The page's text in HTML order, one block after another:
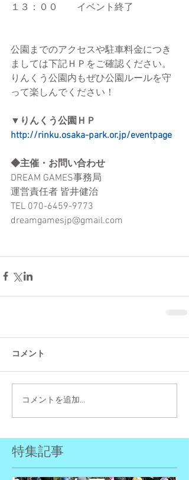
１３：００　　イベント終了
公園までのアクセスや駐車料金につき
ましては下記ＨＰをご確認ください。
りんくう公園内もぜひ公園ルールを守
って楽しんでください！
▼りんくう公園ＨＰ
http://rinku.osaka-park.or.jp/eventpage
◆主催・お問い合わせ
DREAM GAMES事務局
運営責任者 皆井健治
TEL 070-6459-9773
dreamgamesjp@gmail.com
コメント
コメントを追加…
特集記事